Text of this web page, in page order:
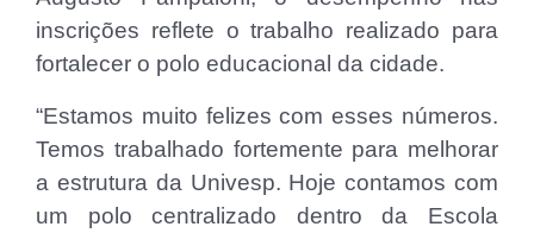
inscrições reflete o trabalho realizado para
fortalecer o polo educacional da cidade.
“Estamos muito felizes com esses números.
Temos trabalhado fortemente para melhorar
a estrutura da Univesp. Hoje contamos com
um polo centralizado dentro da Escola